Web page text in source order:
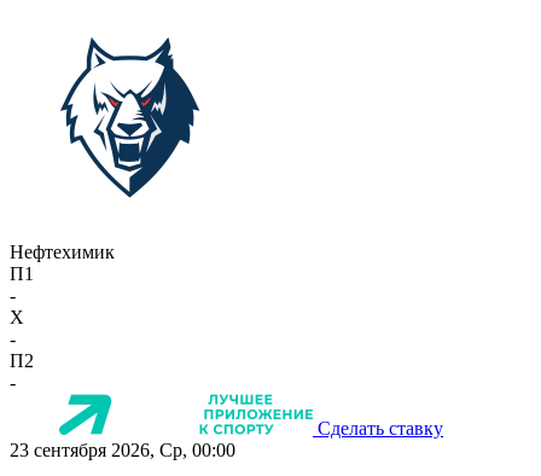
Нефтехимик
П1
-
X
-
П2
-
Сделать ставку
23 сентября 2026, Ср, 00:00